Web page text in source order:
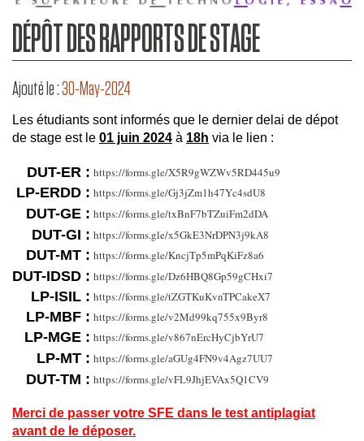
DÉPÔT DES RAPPORTS DE STAGE
Ajouté le :30-May-2024
Les étudiants sont informés que le dernier delai de dépot
de stage est le 01 juin 2024 à 18h via le lien :
DUT-ER : https://forms.gle/X5R9gWZWv5RD445u9
LP-ERDD : https://forms.gle/Gj3jZm1h47Yc4sdU8
DUT-GE : https://forms.gle/txBnF7bTZuiFm2dDA
DUT-GI : https://forms.gle/x5GkE3NrDPN3j9kA8
DUT-MT : https://forms.gle/KncjTp5mPqKiFz8a6
DUT-IDSD : https://forms.gle/Dz6HBQ8Gp59gCHxi7
LP-ISIL : https://forms.gle/tZGTKuKvnTPCakeX7
LP-MBF : https://forms.gle/v2Md99kq755x9Byr8
LP-MGE : https://forms.gle/v867nErcHyCjbYrU7
LP-MT : https://forms.gle/aGUg4FN9v4Agz7UU7
DUT-TM : https://forms.gle/vFL9JhjEVAx5Q1CV9
Merci de passer votre SFE dans le test antiplagiat
avant de le déposer.